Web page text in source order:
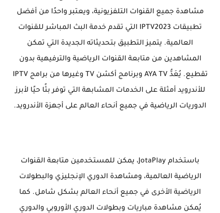
مشاهدة جميع القنوات التلفزيونية، ويعتبر واحدًا من أفضل
تطبيقات IPTV2023 التي تقدم خدمة البث المباشر للقنوات
العالمية. يتميز التطبيق بتحديثاته الجديدة التي تمكن
المشاهدين من متابعة القنوات الرياضية والترفيهية بدون
تقطيع. يُعَدُّ AYA TV وبرنامج أكشن TV وغيرها من برامج IPTV
للأندرويد أمثلة على الخدمات المشابهة التي توفر بثًا حيًا لأبرز
الدوريات الرياضية في جميع أنحاء العالم على أجهزة الأندرويد.
باستخدام JotaPlay، يمكن للمستخدمين متابعة القنوات
الرياضية العالمية، ومشاهدة الدوري الإنجليزي والبطولات
الرياضية الأخرى في جميع أنحاء العالم بشكل شامل. كما
يُمكن مشاهدة مباريات وبطولات الدوري الأوروبي والدوري